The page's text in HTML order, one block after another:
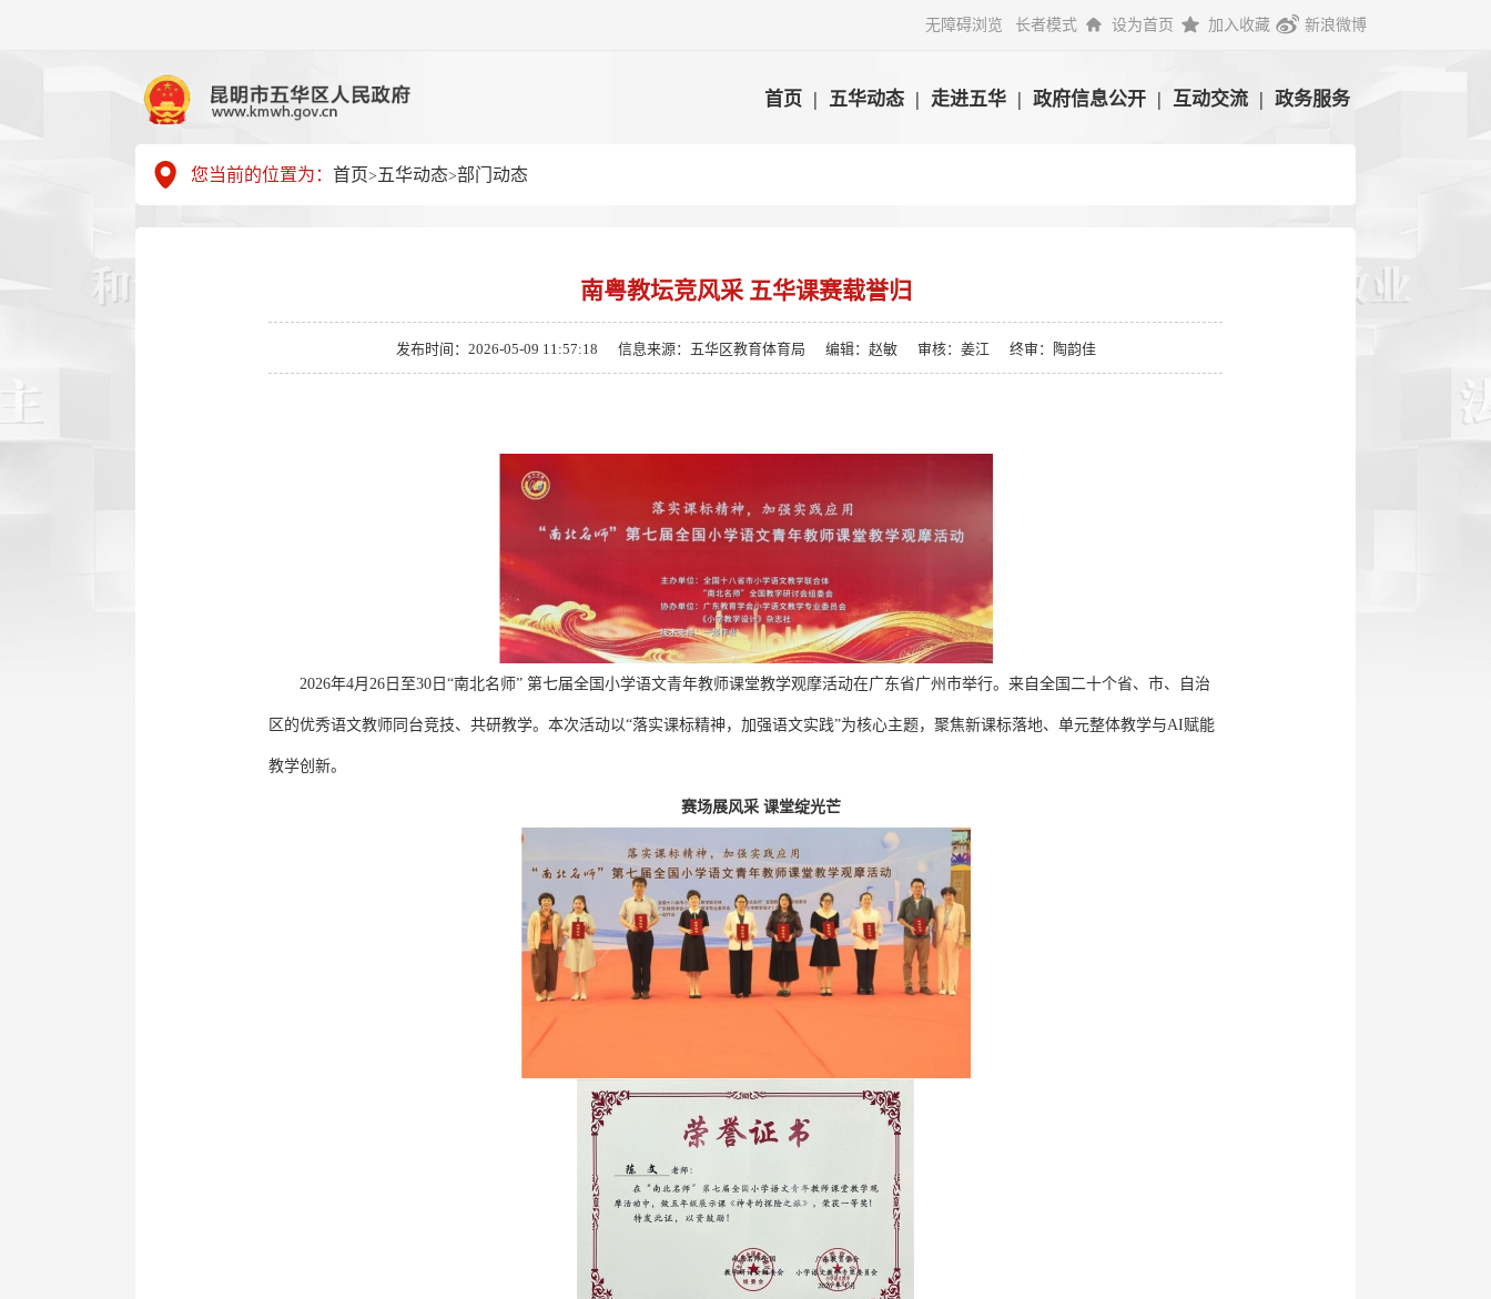
无障碍浏览 长者模式 设为首页 加入收藏 新浪微博
首页 | 五华动态 | 走进五华 | 政府信息公开 | 互动交流 | 政务服务
您当前的位置为： 首页> 五华动态>部门动态
南粤教坛竞风采 五华课赛载誉归
发布时间：2026-05-09 11:57:18 信息来源：五华区教育体育局 编辑：赵敏 审核：姜江 终审：陶韵佳
2026年4月26日至30日“南北名师” 第七届全国小学语文青年教师课堂教学观摩活动在广东省广州市举行。来自全国二十个省、市、自治
区的优秀语文教师同台竞技、共研教学。本次活动以“落实课标精神，加强语文实践”为核心主题，聚焦新课标落地、单元整体教学与AI赋能
教学创新。
赛场展风采 课堂绽光芒